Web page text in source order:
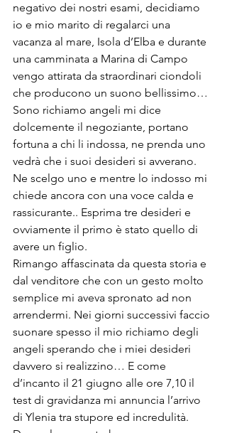
negativo dei nostri esami, decidiamo
io e mio marito di regalarci una
vacanza al mare, Isola d’Elba e durante
una camminata a Marina di Campo
vengo attirata da straordinari ciondoli
che producono un suono bellissimo…
Sono richiamo angeli mi dice
dolcemente il negoziante, portano
fortuna a chi li indossa, ne prenda uno
vedrà che i suoi desideri si avverano.
Ne scelgo uno e mentre lo indosso mi
chiede ancora con una voce calda e
rassicurante.. Esprima tre desideri e
ovviamente il primo è stato quello di
avere un figlio.
Rimango affascinata da questa storia e
dal venditore che con un gesto molto
semplice mi aveva spronato ad non
arrendermi. Nei giorni successivi faccio
suonare spesso il mio richiamo degli
angeli sperando che i miei desideri
davvero si realizzino… E come
d’incanto il 21 giugno alle ore 7,10 il
test di gravidanza mi annuncia l’arrivo
di Ylenia tra stupore ed incredulità.